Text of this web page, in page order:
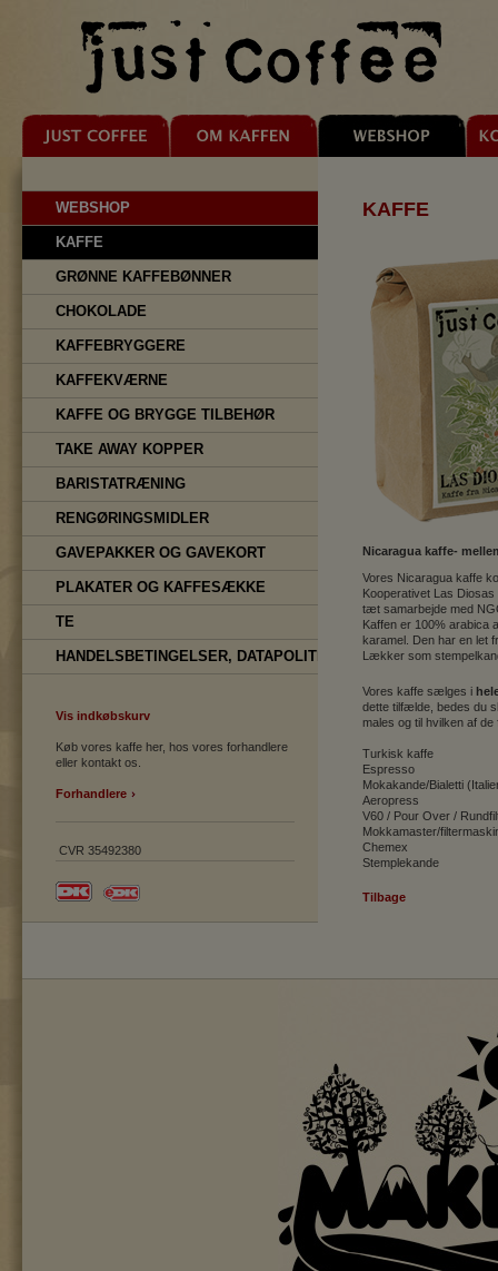
WEBSHOP
KAFFE
GRØNNE KAFFEBØNNER
CHOKOLADE
KAFFEBRYGGERE
KAFFEKVÆRNE
KAFFE OG BRYGGE TILBEHØR
TAKE AWAY KOPPER
BARISTATRÆNING
RENGØRINGSMIDLER
GAVEPAKKER OG GAVEKORT
PLAKATER OG KAFFESÆKKE
TE
HANDELSBETINGELSER, DATAPOLITIK
Vis indkøbskurv
Køb vores kaffe her, hos vores forhandlere
eller kontakt os.
Forhandlere
CVR 35492380
KAFFE
Nicaragua kaffe-
Vores Nicaragua kaffe
Kooperativet Las
tæt samarbejde med
Kaffen er 100% arabica
karamel. Den har en let
Lækker som
Vores kaffe sælges i
dette tilfælde, bedes du
males og til hvilken af
Turkisk kaffe
Espresso
Mokakande/Bialetti
Aeropress
V60 / Pour Over /
Mokkamaster/
Chemex
Stemplekande
Tilbage